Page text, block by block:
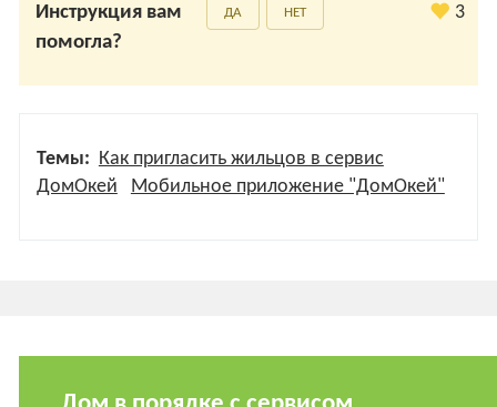
Инструкция вам
помогла?
ДА НЕТ 3
Темы: Как пригласить жильцов в сервис
ДомОкей
Мобильное приложение "ДомОкей"